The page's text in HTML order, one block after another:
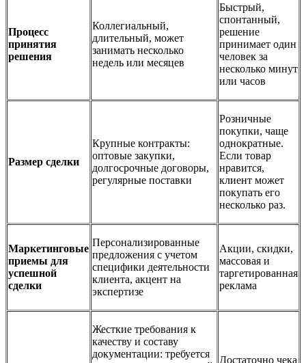
Процесс
принятия
решения
Коллегиальный,
длительный, может
занимать несколько
недель или месяцев
Быстрый,
спонтанный,
решение
принимает один
человек за
несколько минут
или часов
Размер сделки
Крупные контракты:
оптовые закупки,
долгосрочные договоры,
регулярные поставки
Розничные
покупки, чаще
однократные.
Если товар
нравится,
клиент может
покупать его
несколько раз.
Маркетинговые
приемы для
успешной
сделки
Персонализированные
предложения с учетом
специфики деятельности
клиента, акцент на
экспертизе
Акции, скидки,
массовая и
таргетированная
реклама
Жесткие требования к
качеству и составу
документации: требуется
Достаточно чека